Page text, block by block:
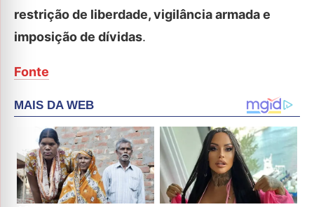
restrição de liberdade, vigilância armada e
imposição de dívidas.
Fonte